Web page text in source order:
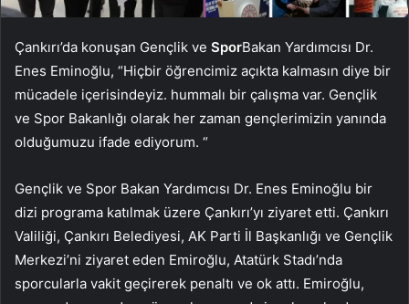
Çankırı’da konuşan Gençlik ve SporBakan Yardımcısı Dr.
Enes Eminoğlu, “Hiçbir öğrencimiz açıkta kalmasın diye bir
mücadele içerisindeyiz. hummalı bir çalışma var. Gençlik
ve Spor Bakanlığı olarak her zaman gençlerimizin yanında
olduğumuzu ifade ediyorum. “
Gençlik ve Spor Bakan Yardımcısı Dr. Enes Eminoğlu bir
dizi programa katılmak üzere Çankırı’yı ​​ziyaret etti. Çankırı
Valiliği, Çankırı Belediyesi, AK Parti İl Başkanlığı ve Gençlik
Merkezi’ni ziyaret eden Emiroğlu, Atatürk Stadı’nda
sporcularla vakit geçirerek penaltı ve ok attı. Emiroğlu,